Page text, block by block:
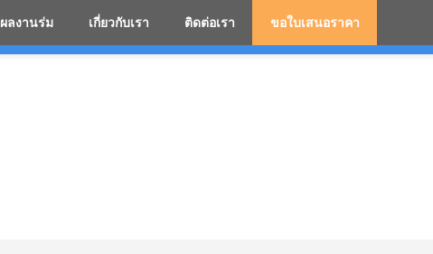
ผลงานร่ม เกี่ยวกับเรา ติดต่อเรา ขอใบเสนอราคา
โรงงานร่มสกรีนโลโก้ ร่มพรีเมี่ยม ร่มตอนเดียว ร่มกอล์ฟ ร่